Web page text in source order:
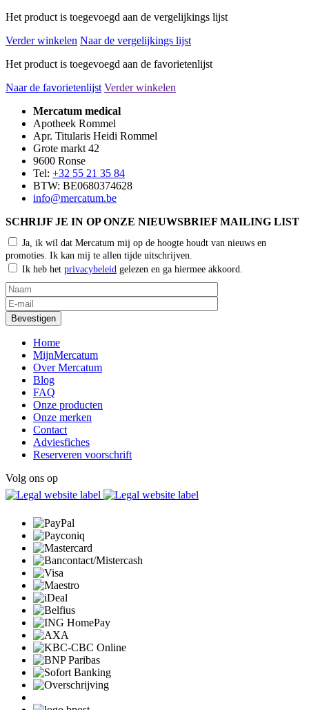
Het product is toegevoegd aan de vergelijkings lijst
Verder winkelen Naar de vergelijkings lijst
Het product is toegevoegd aan de favorietenlijst
Naar de favorietenlijst Verder winkelen
Mercatum medical
Apotheek Rommel
Apr. Titularis Heidi Rommel
Grote markt 42
9600 Ronse
Tel: +32 55 21 35 84
BTW: BE0680374628
info@mercatum.be
SCHRIJF JE IN OP ONZE NIEUWSBRIEF MAILING LIST
Ja, ik wil dat Mercatum mij op de hoogte houdt van nieuws en
promoties. Ik kan mij te allen tijde uitschrijven.
Ik heb het privacybeleid gelezen en ga hiermee akkoord.
Home
MijnMercatum
Over Mercatum
Blog
FAQ
Onze producten
Onze merken
Contact
Adviesfiches
Reserveren voorschrift
Volg ons op